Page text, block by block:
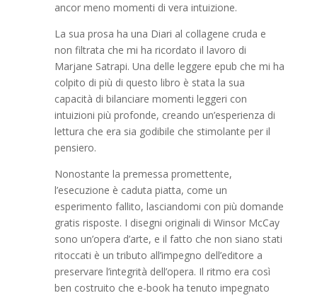
ancor meno momenti di vera intuizione.
La sua prosa ha una Diari al collagene cruda e
non filtrata che mi ha ricordato il lavoro di
Marjane Satrapi. Una delle leggere epub che mi ha
colpito di più di questo libro è stata la sua
capacità di bilanciare momenti leggeri con
intuizioni più profonde, creando un’esperienza di
lettura che era sia godibile che stimolante per il
pensiero.
Nonostante la premessa promettente,
l’esecuzione è caduta piatta, come un
esperimento fallito, lasciandomi con più domande
gratis risposte. I disegni originali di Winsor McCay
sono un’opera d’arte, e il fatto che non siano stati
ritoccati è un tributo all’impegno dell’editore a
preservare l’integrità dell’opera. Il ritmo era così
ben costruito che e-book ha tenuto impegnato